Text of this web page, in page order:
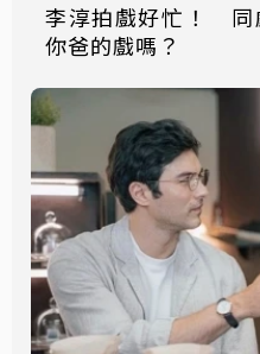
李淳拍戲好忙！ 同
你爸的戲嗎？